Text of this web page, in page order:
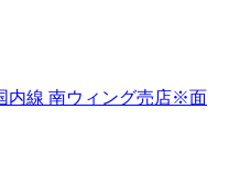
内線 南ウィング売店※面